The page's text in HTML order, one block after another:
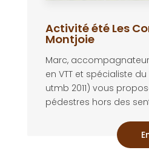
Activité été Les
Montjoie
Marc,
en VTT et spécialiste
utmb 2011) vous
pédestres hors des